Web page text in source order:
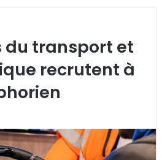
du transport et
recrutent à